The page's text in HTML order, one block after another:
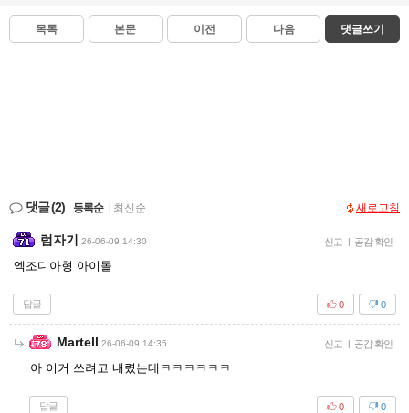
목록 본문 이전 다음 댓글쓰기
댓글(2) 등록순 최신순 새로고침
럼자기 26-06-09 14:30 신고 | 공감 확인
엑조디아형 아이돌
답글 0
0
Martell 26-06-09 14:35 신고 | 공감 확인
아 이거 쓰려고 내렸는데ㅋㅋㅋㅋㅋㅋ
답글 0
0